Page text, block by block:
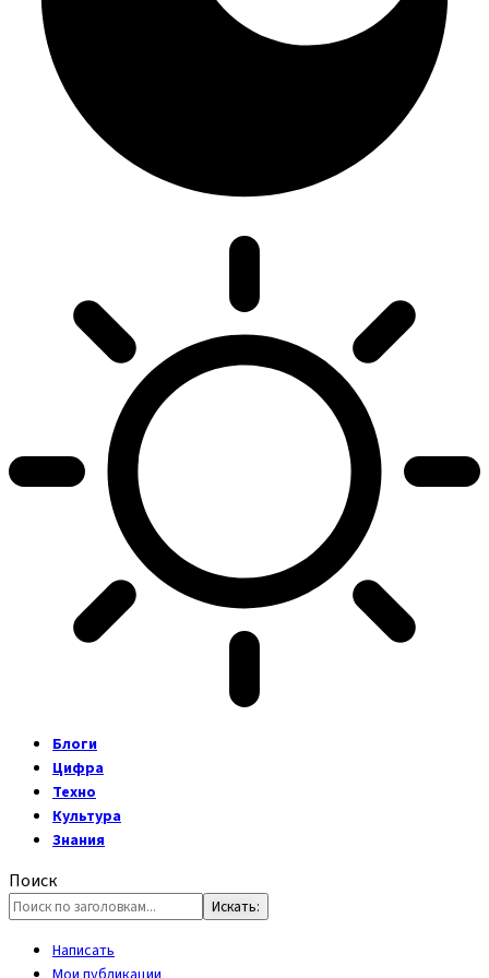
Блоги
Цифра
Техно
Культура
Знания
Поиск
Написать